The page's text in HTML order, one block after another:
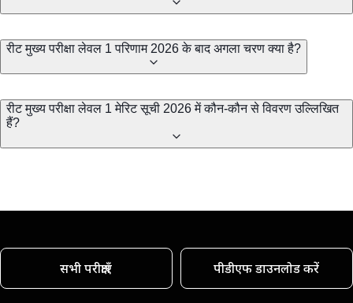
रीट मुख्य परीक्षा लेवल 1 परिणाम 2026 के बाद अगला चरण क्या है?
रीट मुख्य परीक्षा लेवल 1 मेरिट सूची 2026 में कौन-कौन से विवरण उल्लिखित
हैं?
सभी परीक्षाएँ पीडीएफ डाउनलोड करें